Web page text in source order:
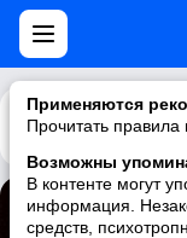
Применяются
Прочитать
Возможны
В контенте могут
информация.
средств,
Каталог
Summer of